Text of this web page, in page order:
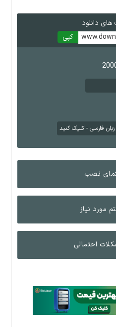
های دانلود
کپی
فارسی - کلیک کنید
نصب
مورد نیاز
احتمالی